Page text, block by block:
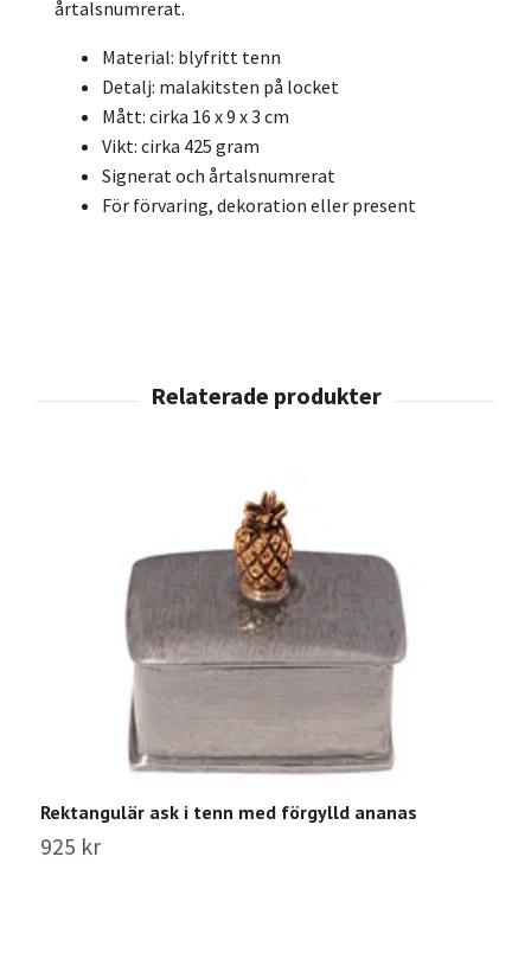
årtalsnumrerat.
Material: blyfritt tenn
Detalj: malakitsten på locket
Mått: cirka 16 x 9 x 3 cm
Vikt: cirka 425 gram
Signerat och årtalsnumrerat
För förvaring, dekoration eller present
Rektangulär ask i tenn med förgylld ananas
925 kr